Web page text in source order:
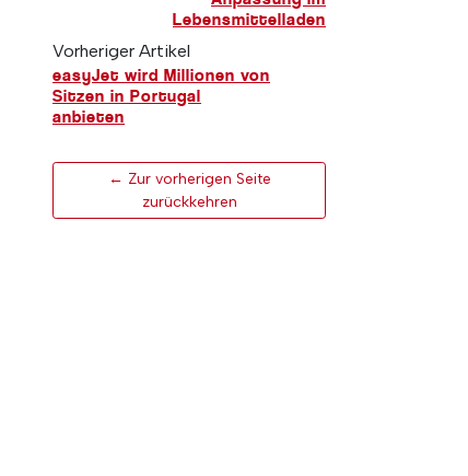
Lebensmittelladen
Vorheriger Artikel
easyJet wird Millionen von
Sitzen in Portugal
anbieten
← Zur vorherigen Seite
zurückkehren